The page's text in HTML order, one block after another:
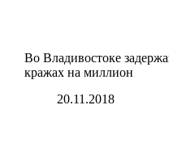
Во Владивостоке
кражах на миллион
20.11.2018